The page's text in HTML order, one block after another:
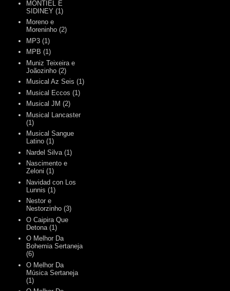
MONTIEL E
SIDINEY (1)
Moreno e
Moreninho (2)
MP3 (1)
MPB (1)
Muniz Teixeira e
Joãozinho (2)
Musical Az Seis (1)
Musical Eccos (1)
Musical JM (2)
Musical Lancaster
(1)
Musical Sangue
Latino (1)
Nardel Silva (1)
Nascimento e
Zeloni (1)
Navidad con Los
Lunnis (1)
Nestor e
Nestorzinho (3)
O Caipira Que
Detona (1)
O Melhor Da
Bohemia Sertaneja
(6)
O Melhor Da
Música Sertaneja
(1)